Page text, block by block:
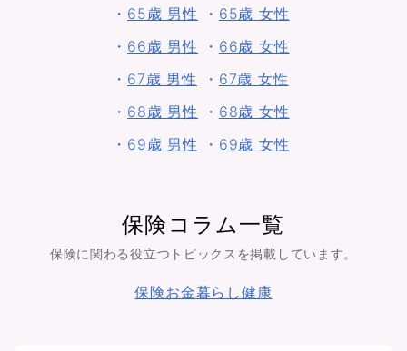
・ 65歳 男性
・ 66歳 男性
・ 67歳 男性
・ 68歳 男性
・ 69歳 男性
・ 65歳 女性
・ 66歳 女性
・ 67歳 女性
・ 68歳 女性
・ 69歳 女性
保険コラム一覧
保険に関わる役立つトピックスを掲載しています。
保険お金暮らし健康